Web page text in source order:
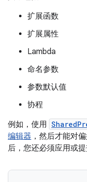
扩展函数
扩展属性
Lambda
命名参数
参数默认值
协程
例如，使用
编辑器 ，然后才能对
后，您还必须应用或